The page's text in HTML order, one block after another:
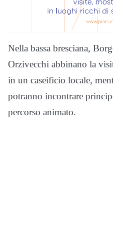
Nella bassa bresciana,
Orzivecchi abbinano la
in un caseificio locale,
potranno incontrare
percorso animato.